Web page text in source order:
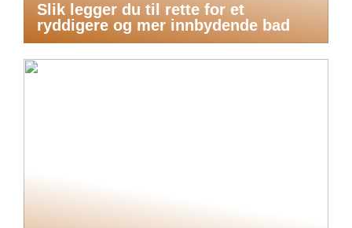
Slik legger du til rette for et
ryddigere og mer innbydende bad